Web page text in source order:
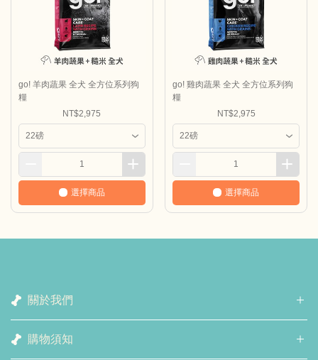
go! 羊肉蔬果 全犬 全方位系列狗
糧
NT$2,975
選擇商品
go! 雞肉蔬果 全犬 全方位系列狗
糧
NT$2,975
選擇商品
關於我們
購物須知